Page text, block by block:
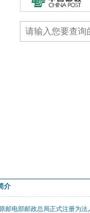
介
邮电部邮政总局正式注册为